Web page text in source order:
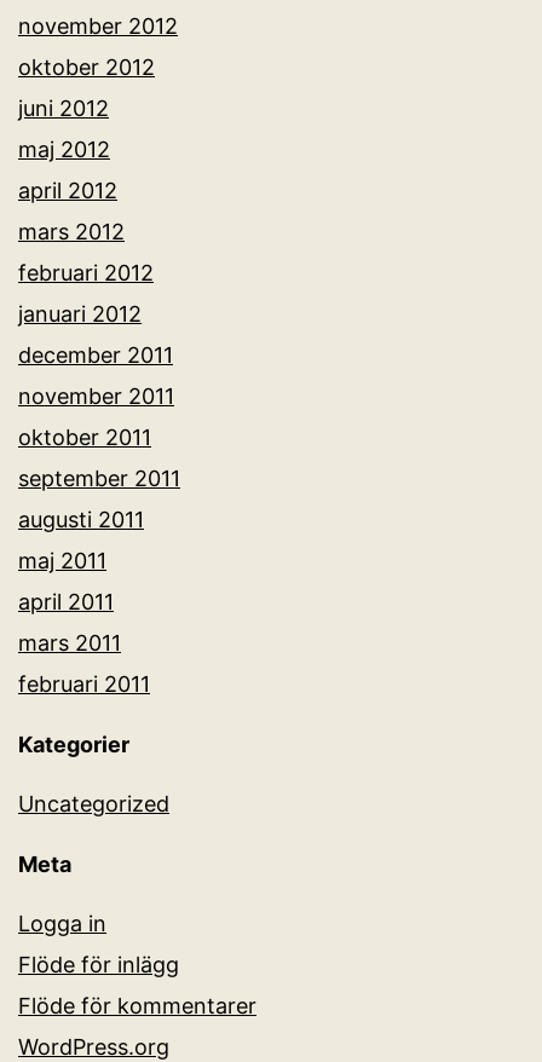
november 2012
oktober 2012
juni 2012
maj 2012
april 2012
mars 2012
februari 2012
januari 2012
december 2011
november 2011
oktober 2011
september 2011
augusti 2011
maj 2011
april 2011
mars 2011
februari 2011
Kategorier
Uncategorized
Meta
Logga in
Flöde för inlägg
Flöde för kommentarer
WordPress.org